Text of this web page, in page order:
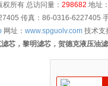
所有 总访问量： 298682 地址
传真：86-0316-6227405
网址： www.spguolv.com技术支
芯，黎明滤芯，贺德克液压油